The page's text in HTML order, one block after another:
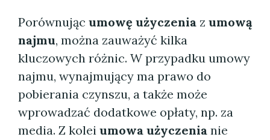
Porównując umowę użyczenia z umową
najmu, można zauważyć kilka
kluczowych różnic. W przypadku umowy
najmu, wynajmujący ma prawo do
pobierania czynszu, a także może
wprowadzać dodatkowe opłaty, np. za
media. Z kolei umowa użyczenia nie